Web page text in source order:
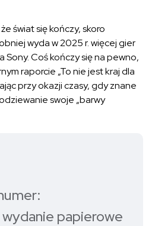
świat się kończy, skoro
wyda w 2025 r. więcej gier
Sony. Coś kończy się na pewno,
raporcie „To nie jest kraj dla
przy okazji czasy, gdy znane
swoje „barwy
wydanie papierowe